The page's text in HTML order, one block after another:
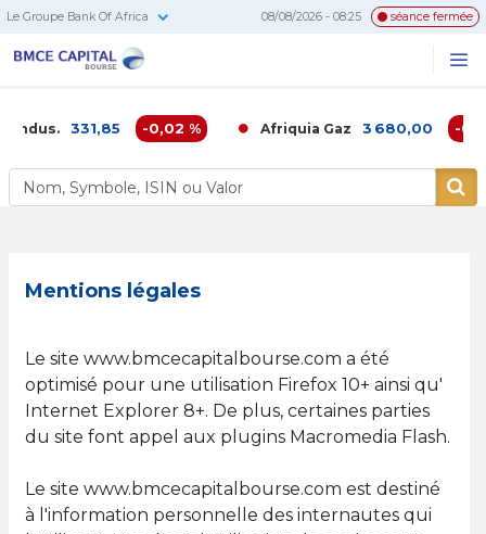
Le Groupe Bank Of Africa 08/08/2026 - 08:25 séance fermée
331,85 -0,02 % Afriquia Gaz 3 680,00 -0,16 %
Mentions légales
Le site www.bmcecapitalbourse.com a été
optimisé pour une utilisation Firefox 10+ ainsi qu'
Internet Explorer 8+. De plus, certaines parties
du site font appel aux plugins Macromedia Flash.
Le site www.bmcecapitalbourse.com est destiné
à l'information personnelle des internautes qui